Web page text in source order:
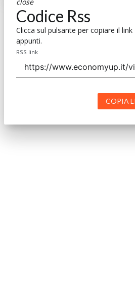
Codice Rss
Clicca sul pulsante per copiare il link
appunti.
RSS link
COPIA